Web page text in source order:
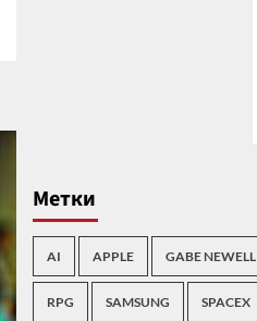
Метки
AI APPLE GABE NEWELL
RPG SAMSUNG SPACEX